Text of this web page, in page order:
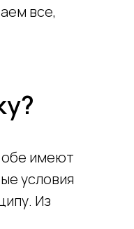
все,
обе имеют
условия
Из